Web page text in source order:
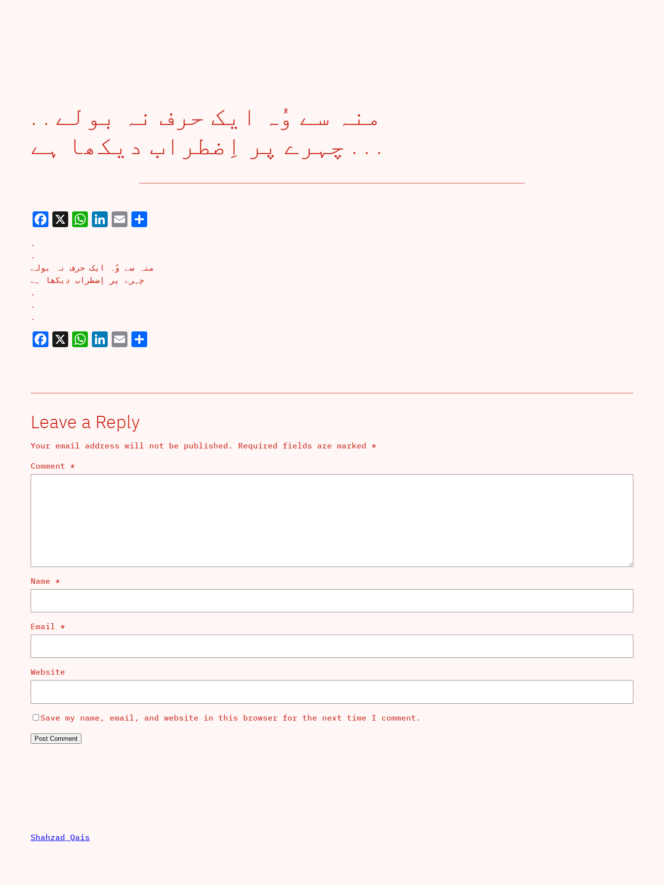
. . منہ سے وُہ ایک حرف نہ بولے
چہرے پر اِضطراب دیکھا ہے . . .
Facebook
X WhatsApp
LinkedIn
EmailShare
.
.
منہ سے وُہ ایک حرف نہ بولے
چہرے پر اِضطراب دیکھا ہے
.
.
.
Facebook
X WhatsApp
LinkedIn
EmailShare
Leave a Reply
Your email address will not be published. Required fields are marked *
Comment *
Name *
Email *
Website
Save my name, email, and website in this browser for the next time I comment.
Shahzad Qais